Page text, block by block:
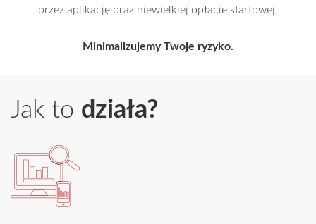
przez aplikację oraz niewielkiej opłacie startowej.
Minimalizujemy Twoje ryzyko.
Jak to działa?